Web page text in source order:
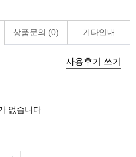
상품문의 (0) 기타안내
사용후기 쓰기
없습니다.